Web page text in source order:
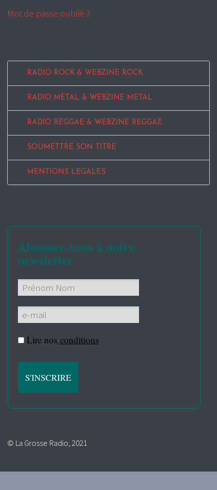
Mot de passe oublié ?
RADIO ROCK & WEBZINE ROCK
RADIO METAL & WEBZINE METAL
RADIO REGGAE & WEBZINE REGGAE
SOUMETTRE SON TITRE
MENTIONS LEGALES
Abonnez-vous à notre
newsletter
Lire nos conditions
© La Grosse Radio, 2021